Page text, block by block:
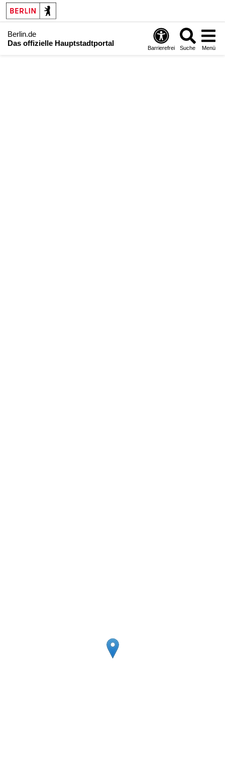
Berlin.de
Das offizielle Hauptstadtportal
Barrierefrei Suche Menü